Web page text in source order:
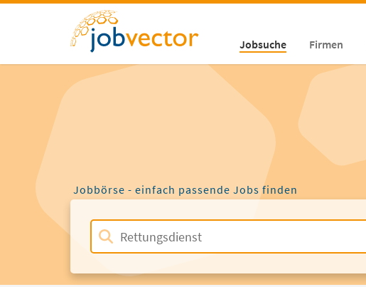
Jobsuche Firmen
Jobbörse - einfach passende Jobs finden